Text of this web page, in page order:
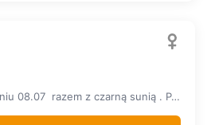
08.07 razem z czarną sunią . P…